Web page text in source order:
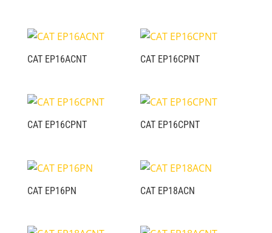
CAT EP16ACNT CAT EP16CPNT
CAT EP16CPNT CAT EP16CPNT
CAT EP16PN CAT EP18ACN